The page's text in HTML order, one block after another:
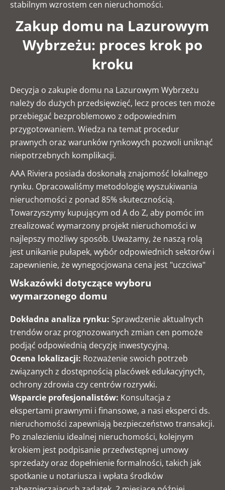
stabilnym wzrostem cen nieruchomości.
Zakup domu na Lazurowym
Wybrzeżu: proces krok po
kroku
Decyzja o zakupie domu na Lazurowym Wybrzeżu
należy do dużych przedsięwzięć, lecz proces ten może
przebiegać bezproblemowo z odpowiednim
przygotowaniem. Wiedza na temat procedur
prawnych oraz warunków rynkowych pozwoli uniknąć
niepotrzebnych komplikacji.
AAA Riviera posiada doskonałą znajomość lokalnego
rynku. Opracowaliśmy metodologię wyszukiwania
nieruchomości z ponad 85% skutecznością.
Towarzyszymy kupującym od A do Z, aby pomóc im
zrealizować wymarzony projekt nieruchomości w
najlepszy możliwy sposób. Uważamy, że naszą rolą
jest unikanie pułapek, wybór odpowiednich sektorów i
zapewnienie, że wynegocjowana cena jest "uczciwa"
Wskazówki dotyczące wyboru
wymarzonego domu
Dokładna analiza rynku: Sprawdzenie aktualnych
trendów oraz prognozowanych zmian cen pomoże
podjąć odpowiednią decyzję inwestycyjną.
Ocena lokalizacji: Rozważenie swoich potrzeb
związanych z dostępnością placówek edukacyjnych,
ochrony zdrowia czy centrów rozrywki.
Wsparcie profesjonalistów: Konsultacja z
ekspertami prawnymi i finansowe, a nasi eksperci ds.
nieruchomości zapewniają bezpieczeństwo transakcji.
Po znalezieniu idealnej nieruchomości, kolejnym
krokiem jest podpisanie przedwstępnej umowy
sprzedaży oraz dopełnienie formalności, takich jak
spotkanie u notariusza i wpłata środków